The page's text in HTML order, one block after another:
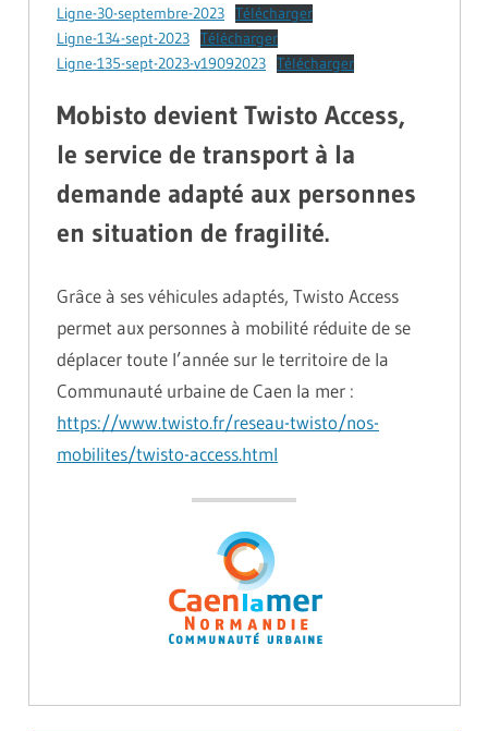
Ligne-30-septembre-2023 Télécharger
Ligne-134-sept-2023 Télécharger
Ligne-135-sept-2023-v19092023 Télécharger
Mobisto devient Twisto Access,
le service de transport à la
demande adapté aux personnes
en situation de fragilité.
Grâce à ses véhicules adaptés, Twisto Access
permet aux personnes à mobilité réduite de se
déplacer toute l’année sur le territoire de la
Communauté urbaine de Caen la mer :
https://www.twisto.fr/reseau-twisto/nos-
mobilites/twisto-access.html